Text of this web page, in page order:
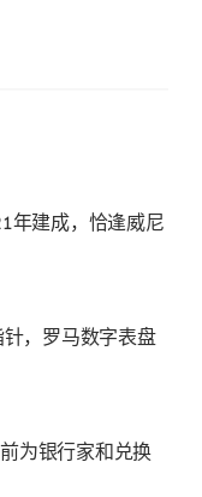
年建成，恰逢威尼
，罗马数字表盘
为银行家和兑换